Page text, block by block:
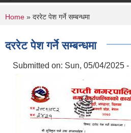
You are here
Home » दररेट पेश गर्ने सम्बन्धमा
दररेट पेश गर्ने सम्बन्धमा
Submitted on: Sun, 05/04/2025 -